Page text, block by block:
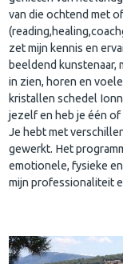
van die ochtend met
zet mijn kennis en
beeldend kunstenaar,
in zien, horen en
kristallen schedel
jezelf en heb je één
Je hebt met
gewerkt. Het
emotionele, fysieke
mijn professionaliteit